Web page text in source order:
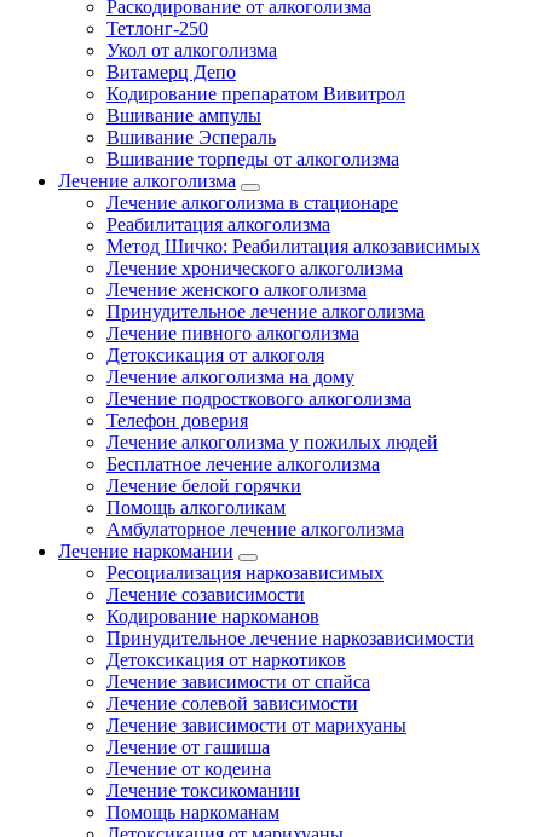
Раскодирование от алкоголизма
Тетлонг-250
Укол от алкоголизма
Витамерц Депо
Кодирование препаратом Вивитрол
Вшивание ампулы
Вшивание Эспераль
Вшивание торпеды от алкоголизма
Лечение алкоголизма
Лечение алкоголизма в стационаре
Реабилитация алкоголизма
Метод Шичко: Реабилитация алкозависимых
Лечение хронического алкоголизма
Лечение женского алкоголизма
Принудительное лечение алкоголизма
Лечение пивного алкоголизма
Детоксикация от алкоголя
Лечение алкоголизма на дому
Лечение подросткового алкоголизма
Телефон доверия
Лечение алкоголизма у пожилых людей
Бесплатное лечение алкоголизма
Лечение белой горячки
Помощь алкоголикам
Амбулаторное лечение алкоголизма
Лечение наркомании
Ресоциализация наркозависимых
Лечение созависимости
Кодирование наркоманов
Принудительное лечение наркозависимости
Детоксикация от наркотиков
Лечение зависимости от спайса
Лечение солевой зависимости
Лечение зависимости от марихуаны
Лечение от гашиша
Лечение от кодеина
Лечение токсикомании
Помощь наркоманам